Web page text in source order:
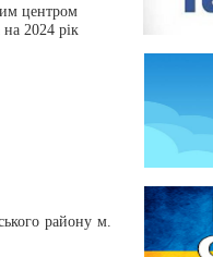
центром
2024 рік
району м.